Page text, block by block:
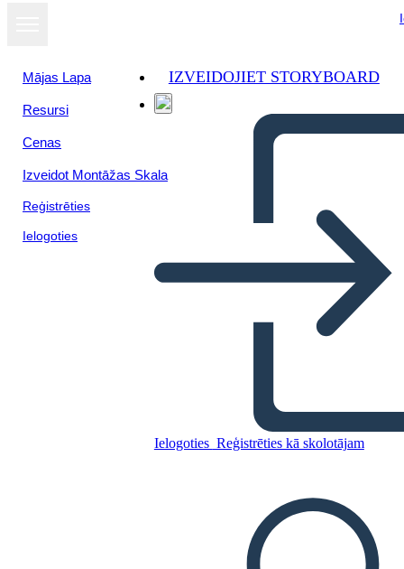
Mājas Lapa
Resursi
Cenas
Izveidot Montāžas Skala
Reģistrēties
Ielogoties
IZVEIDOJIET STORYBOARD
Ielogoties Reģistrēties kā skolotājam
פדרליזם - ועידת החוקה
IZVEIDOT STĀSTU SHĒMU
ATSKAŅOT SLAIDRĀDI